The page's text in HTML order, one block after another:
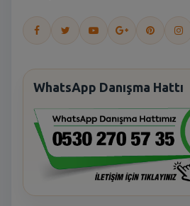
WhatsApp Danışma Hattı